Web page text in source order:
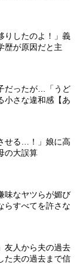
りしたのよ！」義
歴が原因だと主
だったが…「うど
小さな違和感【あ
せる…！」娘に高
の大誤算
味なヤツらが媚び
らすべてを許さな
友人から夫の過去
た夫の過去まで信